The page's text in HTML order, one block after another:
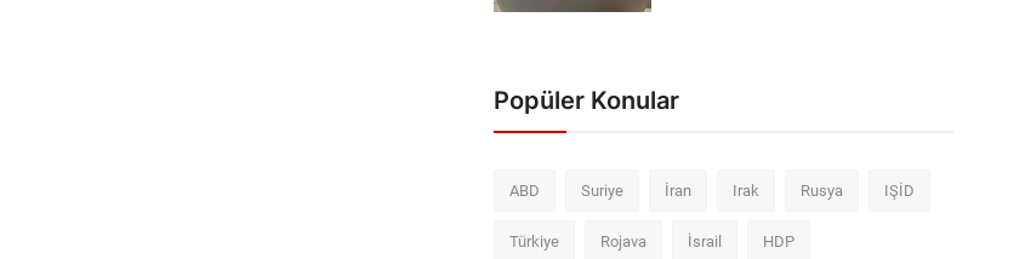
Popüler Konular
ABD Suriye İran Irak Rusya IŞİD
Türkiye Rojava İsrail HDP